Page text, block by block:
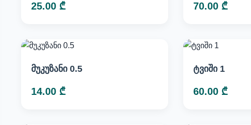
25.00 ₾ 70.00 ₾
მუკუზანი 0.5
14.00 ₾
ტვიში 1
60.00 ₾